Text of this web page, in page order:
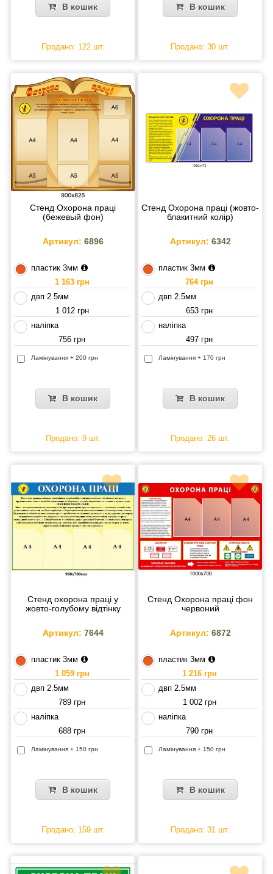
В кошик
Продано: 122 шт.
В кошик
Продано: 30 шт.
Стенд Охорона праці
(бежевый фон)
Артикул: 6896
пластик 3мм
1 163 грн
двп 2.5мм
1 012 грн
наліпка
756 грн
Ламінування + 200 грн
В кошик
Продано: 9 шт.
Стенд Охорона праці (жовто-
блакитний колір)
Артикул: 6342
пластик 3мм
764 грн
двп 2.5мм
653 грн
наліпка
497 грн
Ламінування + 170 грн
В кошик
Продано: 26 шт.
Стенд охорона праці у
жовто-голубому відтінку
Артикул: 7644
пластик 3мм
1 059 грн
двп 2.5мм
789 грн
наліпка
688 грн
Ламінування + 150 грн
В кошик
Продано: 159 шт.
Стенд Охорона праці фон
червоний
Артикул: 6872
пластик 3мм
1 216 грн
двп 2.5мм
1 002 грн
наліпка
790 грн
Ламінування + 150 грн
В кошик
Продано: 31 шт.